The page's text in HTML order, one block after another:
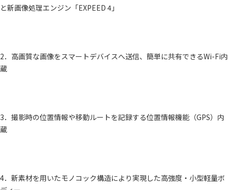
と新画像処理エンジン「EXPEED 4」
2．高画質な画像をスマートデバイスへ送信、簡単に共有できるWi-Fi内
蔵
3．撮影時の位置情報や移動ルートを記録する位置情報機能（GPS）内
蔵
4．新素材を用いたモノコック構造により実現した高強度・小型軽量ボ